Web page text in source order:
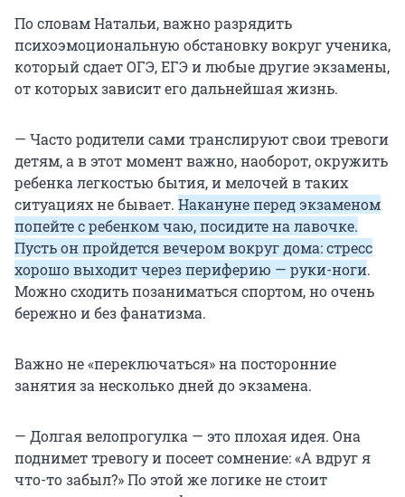
По словам Натальи, важно разрядить
психоэмоциональную обстановку вокруг ученика,
который сдает ОГЭ, ЕГЭ и любые другие экзамены,
от которых зависит его дальнейшая жизнь.
— Часто родители сами транслируют свои тревоги
детям, а в этот момент важно, наоборот, окружить
ребенка легкостью бытия, и мелочей в таких
ситуациях не бывает. Накануне перед экзаменом
попейте с ребенком чаю, посидите на лавочке.
Пусть он пройдется вечером вокруг дома: стресс
хорошо выходит через периферию — руки-ноги.
Можно сходить позаниматься спортом, но очень
бережно и без фанатизма.
Важно не «переключаться» на посторонние
занятия за несколько дней до экзамена.
— Долгая велопрогулка — это плохая идея. Она
поднимет тревогу и посеет сомнение: «А вдруг я
что-то забыл?» По этой же логике не стоит